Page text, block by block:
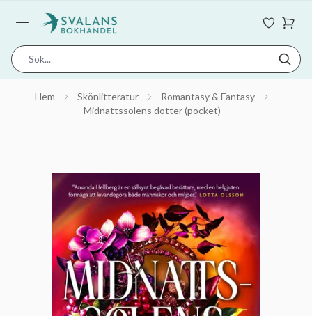
Hem Skönlitteratur
Romantasy & Fantasy
Midnattssolens dotter (pocket)